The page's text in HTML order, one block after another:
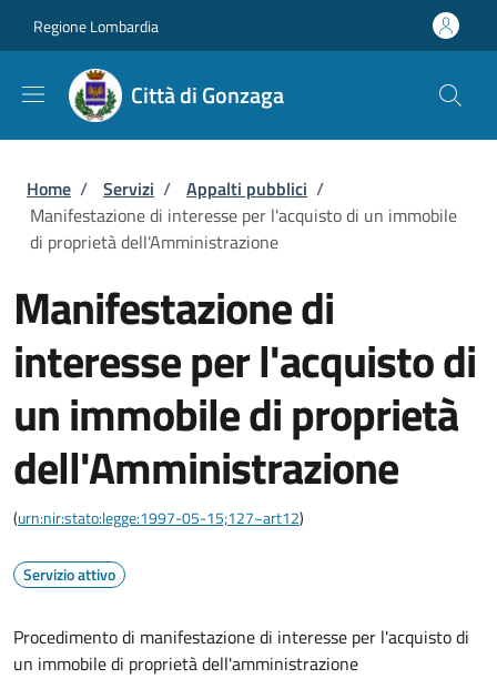
Regione Lombardia
Città di Gonzaga
Briciole di pane
Home / Servizi / Appalti pubblici /
Manifestazione di interesse per l'acquisto di un immobile
di proprietà dell'Amministrazione
Manifestazione di
interesse per l'acquisto di
un immobile di proprietà
dell'Amministrazione
(urn:nir:stato:legge:1997-05-15;127~art12)
Servizio attivo
Procedimento di manifestazione di interesse per l'acquisto di
un immobile di proprietà dell'amministrazione